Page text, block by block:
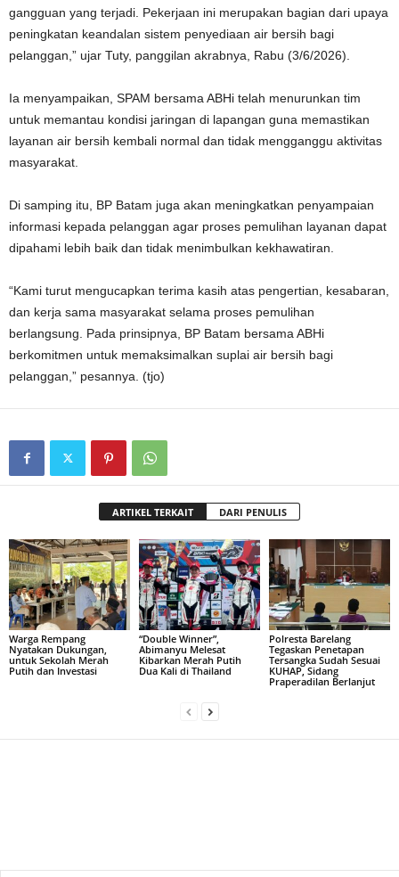
gangguan yang terjadi. Pekerjaan ini merupakan bagian dari upaya
peningkatan keandalan sistem penyediaan air bersih bagi
pelanggan,” ujar Tuty, panggilan akrabnya, Rabu (3/6/2026).
Ia menyampaikan, SPAM bersama ABHi telah menurunkan tim
untuk memantau kondisi jaringan di lapangan guna memastikan
layanan air bersih kembali normal dan tidak mengganggu aktivitas
masyarakat.
Di samping itu, BP Batam juga akan meningkatkan penyampaian
informasi kepada pelanggan agar proses pemulihan layanan dapat
dipahami lebih baik dan tidak menimbulkan kekhawatiran.
“Kami turut mengucapkan terima kasih atas pengertian, kesabaran,
dan kerja sama masyarakat selama proses pemulihan
berlangsung. Pada prinsipnya, BP Batam bersama ABHi
berkomitmen untuk memaksimalkan suplai air bersih bagi
pelanggan,” pesannya. (tjo)
ARTIKEL TERKAIT DARI PENULIS
Warga Rempang
Nyatakan Dukungan,
untuk Sekolah Merah
Putih dan Investasi
“Double Winner”,
Abimanyu Melesat
Kibarkan Merah Putih
Dua Kali di Thailand
Polresta Barelang
Tegaskan Penetapan
Tersangka Sudah Sesuai
KUHAP, Sidang
Praperadilan Berlanjut